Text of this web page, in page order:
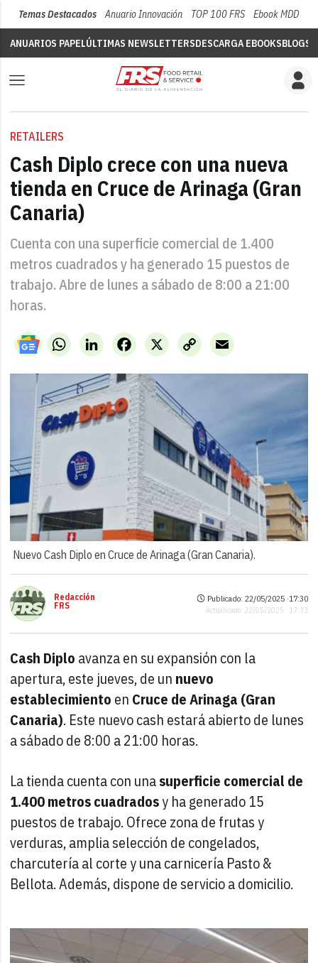
Temas Destacados Anuario Innovación TOP 100 FRS Ebook MDD
ANUARIOS PAPELÚLTIMAS NEWSLETTERSDESCARGA EBOOKSBLOGS
RETAILERS
Cash Diplo crece con una nueva
tienda en Cruce de Arinaga (Gran
Canaria)
Cuenta con una superficie comercial de 1.400
metros cuadrados y ha generado 15 puestos de
trabajo. Abre de lunes a sábado de 8:00 a 21:00
horas.
WhatsAppLinkedIn X
Facebook
Copy
Link
Email
Nuevo Cash Diplo en Cruce de Arinaga (Gran Canaria).
Redacción
FRS
Publicado: 22/05/2025 ·17:30
Actualizado: 22/05/2025 · 17:33
Cash Diplo avanza en su expansión con la
apertura, este jueves, de un nuevo
establecimiento en Cruce de Arinaga (Gran
Canaria). Este nuevo cash estará abierto de lunes
a sábado de 8:00 a 21:00 horas.
La tienda cuenta con unasuperficie comercial de
1.400 metros cuadradosy ha generado 15
puestos de trabajo. Ofrece zona de frutas y
verduras, amplia selección de congelados,
charcutería al corte y una carnicería Pasto &
Bellota. Además, dispone de servicio a domicilio.